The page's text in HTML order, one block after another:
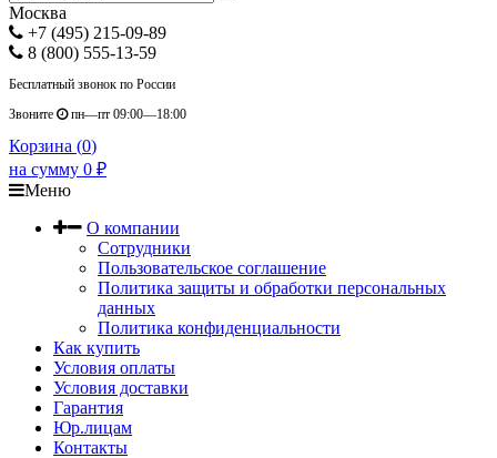
Москва
+7 (495) 215-09-89
8 (800) 555-13-59
Бесплатный звонок по России
Звоните
пн—пт 09:00—18:00
Корзина (0)
на сумму 0 ₽
Меню
О компании
Сотрудники
Пользовательское соглашение
Политика защиты и обработки персональных
данных
Политика конфиденциальности
Как купить
Условия оплаты
Условия доставки
Гарантия
Юр.лицам
Контакты